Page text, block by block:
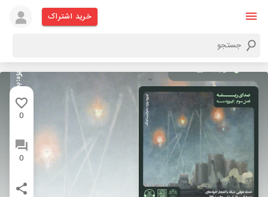
خرید اشتراک
0
0